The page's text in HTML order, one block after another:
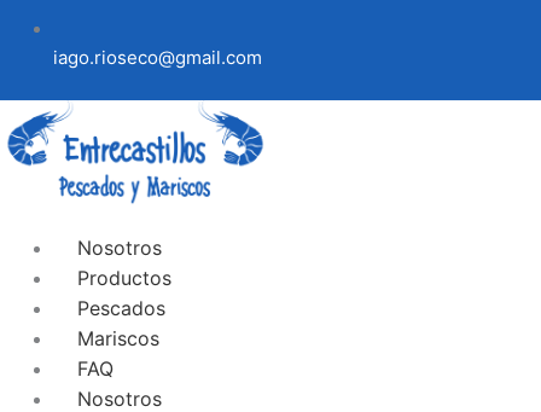
iago.rioseco@gmail.com
Nosotros
Productos
Pescados
Mariscos
FAQ
Nosotros